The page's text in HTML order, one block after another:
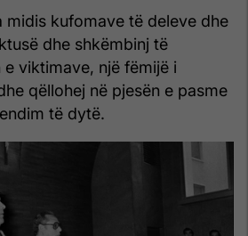
midis kufomave të deleve dhe
dhe shkëmbinj të
viktimave, një fëmijë i
qëllohej në pjesën e pasme
të dytë.